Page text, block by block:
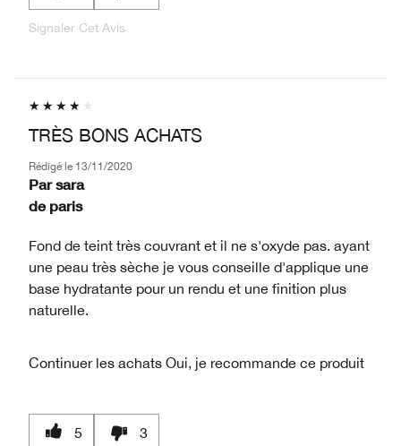
Signaler Cet Avis
TRÈS BONS ACHATS
Rédigé le 13/11/2020
Par sara
de paris
Fond de teint très couvrant et il ne s'oxyde pas. ayant
une peau très sèche je vous conseille d'applique une
base hydratante pour un rendu et une finition plus
naturelle.
Continuer les achats Oui, je recommande ce produit
5 3